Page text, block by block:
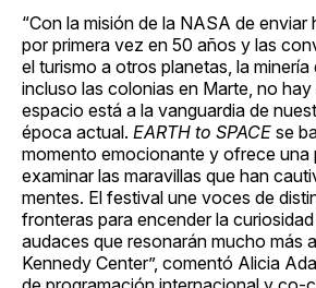
“Con la misión de la NASA de enviar
por primera vez en 50 años y las
el turismo a otros planetas, la
incluso las colonias en Marte, no hay
espacio está a la vanguardia de
época actual. EARTH to SPACE se
momento emocionante y ofrece una
examinar las maravillas que han
mentes. El festival une voces de
fronteras para encender la
audaces que resonarán mucho más
Kennedy Center”, comentó Alicia